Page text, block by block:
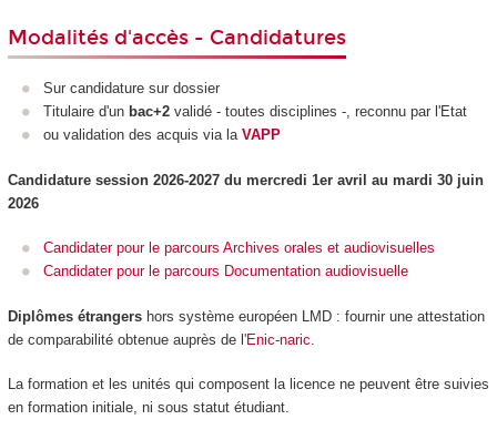
Modalités d'accès - Candidatures
Sur candidature sur dossier
Titulaire d'un bac+2 validé - toutes disciplines -, reconnu par l'Etat
ou validation des acquis via la VAPP
Candidature session 2026-2027 du mercredi 1er avril au mardi 30 juin
2026
Candidater pour le parcours Archives orales et audiovisuelles
Candidater pour le parcours Documentation audiovisuelle
Diplômes étrangershors système européen LMD: fournir une attestation
de comparabilité obtenue auprès de l'Enic-naric
La formation et les unités qui composent la licence ne peuvent être suivies
en formation initiale, ni sous statut étudiant.